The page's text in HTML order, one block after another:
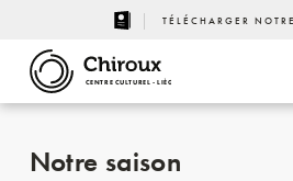
TÉLÉCHARGER
CENTRE CULTUREL - LIÈGE
Notre saison